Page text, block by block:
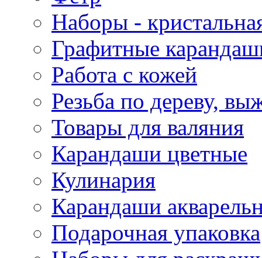
Наборы -
Графитные
Работа с кожей
Резьба по дереву,
Товары для валяния
Карандаши цветные
Кулинария
Карандаши
Подарочная упаковка